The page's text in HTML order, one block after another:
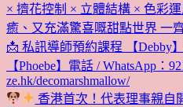
香港首次！代表理事親自